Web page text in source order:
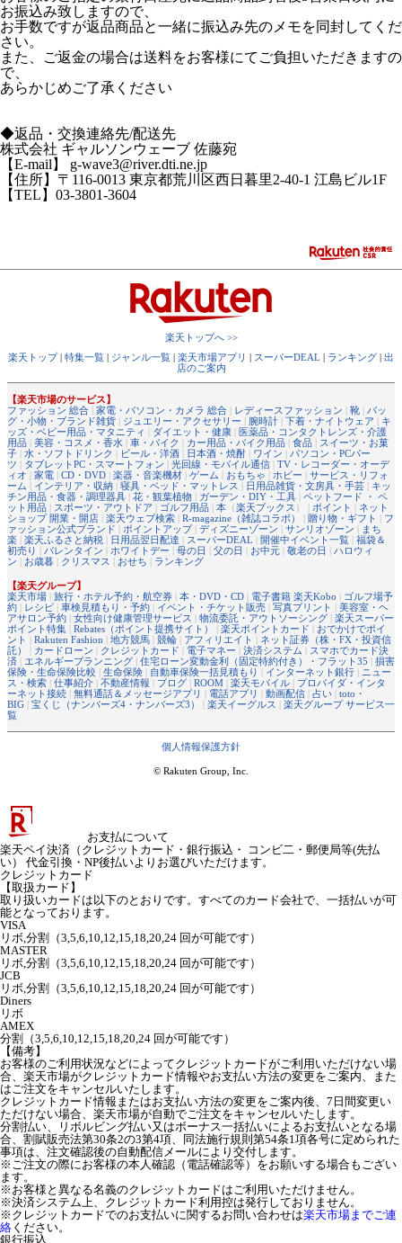
お振込み致しますので、
お手数ですが返品商品と一緒に振込み先のメモを同封してくだ
さい。
また、ご返金の場合は送料をお客様にてご負担いただきますの
で、
あらかじめご了承ください
◆返品・交換連絡先/配送先
株式会社 ギャルソンウェーブ 佐藤宛
【E-mail】 g-wave3@river.dti.ne.jp
【住所】〒116-0013 東京都荒川区西日暮里2-40-1 江島ビル1F
【TEL】03-3801-3604
楽天トップへ >>
楽天トップ
特集一覧 ジャンル一覧 楽天市場アプリ スーパーDEAL ランキング
出
店のご案内
【楽天市場のサービス】
ファッション 総合
家電・パソコン・カメラ 総合 レディースファッション 靴
バッ
グ・小物・ブランド雑貨
ジュエリー・アクセサリー 腕時計 下着・ナイトウェア
キ
ッズ・ベビー用品・マタニティ
ダイエット・健康
医薬品・コンタクトレンズ・介護
用品
美容・コスメ・香水 車・バイク カー用品・バイク用品 食品
スイーツ・お菓
子
水・ソフトドリンク ビール・洋酒 日本酒・焼酎 ワイン
パソコン・PCパー
ツ
タブレットPC・スマートフォン 光回線・モバイル通信
TV・レコーダー・オーデ
ィオ
家電 CD・DVD 楽器・音楽機材 ゲーム おもちゃ ホビー
サービス・リフォ
ーム
インテリア・収納 寝具・ベッド・マットレス 日用品雑貨・文房具・手芸
キッ
チン用品・食器・調理器具
花・観葉植物 ガーデン・DIY・工具
ペットフード ・ ペ
ット用品
スポーツ・アウトドア ゴルフ用品 本 （楽天ブックス ） | ポイント
ネット
ショップ 開業・開店
楽天ウェブ検索 R-magazine（雑誌コラボ） 贈り物・ギフト
フ
ァッション公式ブランド
ポイントアップ ディズニーゾーン サンリオゾーン
まち
楽
楽天ふるさと納税 日用品翌日配達 スーパーDEAL 開催中イベント一覧
福袋＆
初売り
バレンタイン ホワイトデー 母の日 父の日 お中元 敬老の日
ハロウィ
ン
お歳暮 クリスマス おせち ランキング
【楽天グループ】
楽天市場
旅行・ホテル予約・航空券 本・DVD・CD 電子書籍 楽天Kobo
ゴルフ場予
約
レシピ 車検見積もり・予約 イベント・チケット販売 写真プリント
美容室・ヘ
アサロン予約
女性向け健康管理サービス 物流委託・アウトソーシング
楽天スーパー
ポイント特集
Rebates（ポイント提携サイト） 楽天ポイントカード
おでかけでポイ
ント
Rakuten Fashion 地方競馬 競輪 アフィリエイト
ネット証券（株・FX・投資信
託）
カードローン クレジットカード 電子マネー 決済システム
スマホでカード決
済
エネルギープランニング 住宅ローン変動金利（固定特約付き）・フラット35
損害
保険・生命保険比較
生命保険 自動車保険一括見積もり インターネット銀行
ニュー
ス・検索
仕事紹介 不動産情報 ブログ ROOM 楽天モバイル
プロバイダ・インタ
ーネット接続
無料通話＆メッセージアプリ 電話アプリ 動画配信 占い
toto・
BIG
宝くじ（ナンバーズ4・ナンバーズ3） 楽天イーグルス
楽天グループ サービス一
覧
個人情報保護方針
© Rakuten Group, Inc.
お支払について
楽天ペイ決済（クレジットカード・銀行振込・ コンビ二・郵便局等(先払
い） 代金引換・NP後払いよりお選びいただけます。
クレジットカード
【取扱カード】
取り扱いカードは以下のとおりです。すべてのカード会社で、一括払いが可
能となっております。
VISA
リボ,分割（3,5,6,10,12,15,18,20,24 回が可能です）
MASTER
リボ,分割（3,5,6,10,12,15,18,20,24 回が可能です）
JCB
リボ,分割（3,5,6,10,12,15,18,20,24 回が可能です）
Diners
リボ
AMEX
分割（3,5,6,10,12,15,18,20,24 回が可能です）
【備考】
お客様のご利用状況などによってクレジットカードがご利用いただけない場
合、楽天市場がクレジットカード情報やお支払い方法の変更をご案内、また
はご注文をキャンセルいたします。
クレジットカード情報またはお支払い方法の変更をご案内後、7日間変更い
ただけない場合、楽天市場が自動でご注文をキャンセルいたします。
分割払い、リボルビング払い又はボーナス一括払いによるお支払いとなる場
合、割賦販売法第30条2の3第4項、同法施行規則第54条1項各号に定められた
事項は、注文確認後の自動配信メールにより交付します。
※ご注文の際にお客様の本人確認（電話確認等）をお願いする場合もござい
ます。
※お客様と異なる名義のクレジットカードはご利用いただけません。
※決済システム上、クレジットカード利用控は発行しておりません。
※クレジットカードでのお支払いに関するお問い合わせは楽天市場までご連
絡 ください。
銀行振込